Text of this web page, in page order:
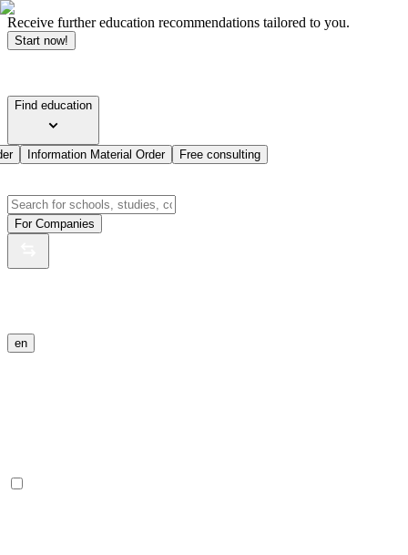
Receive further education recommendations tailored to you.
Start now!
Find education
Information Material Order Free consulting
For Companies
en